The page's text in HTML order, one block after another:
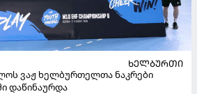
ᲮᲔᲚᲑᲣᲠᲗᲘ
ვაჟ ხელბურთელთა ნაკრები
დაწინაურდა